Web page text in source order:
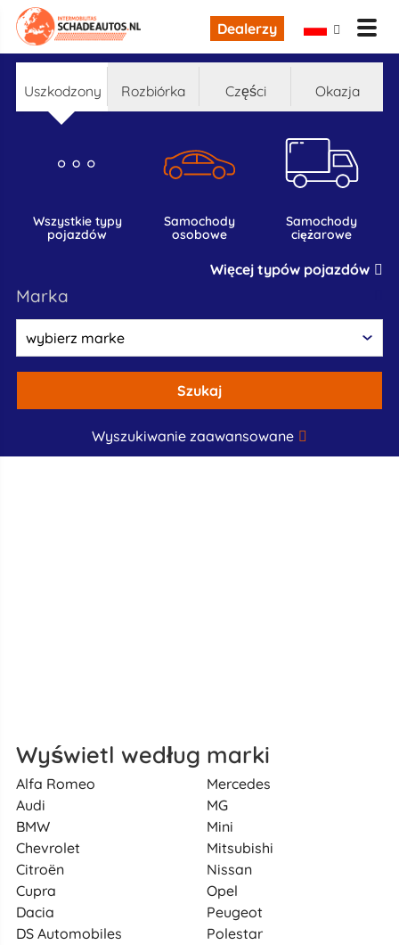
Dealerzy
uszkodzony rozbiórka części okazja
wszystkie typy
pojazdów
samochody
osobowe
samochody
ciężarowe
Więcej typów pojazdów
marka
Szukaj
Wyszukiwanie zaawansowane
Wyświetl według marki
Alfa Romeo
Audi
BMW
Chevrolet
Citroën
Cupra
Dacia
DS Automobiles
Mercedes
MG
Mini
Mitsubishi
Nissan
Opel
Peugeot
Polestar